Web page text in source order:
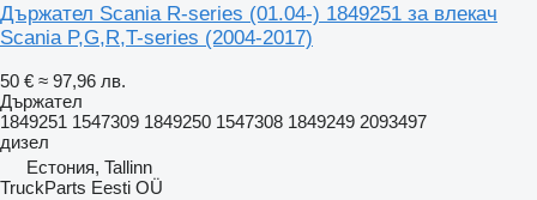
Държател Scania R-series (01.04-) 1849251 за влекач
Scania P,G,R,T-series (2004-2017)
50 € ≈ 97,96 лв.
Държател
1849251 1547309 1849250 1547308 1849249 2093497
дизел
Естония, Tallinn
TruckParts Eesti OÜ